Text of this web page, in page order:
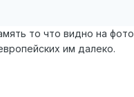
то что видно на
им далеко.